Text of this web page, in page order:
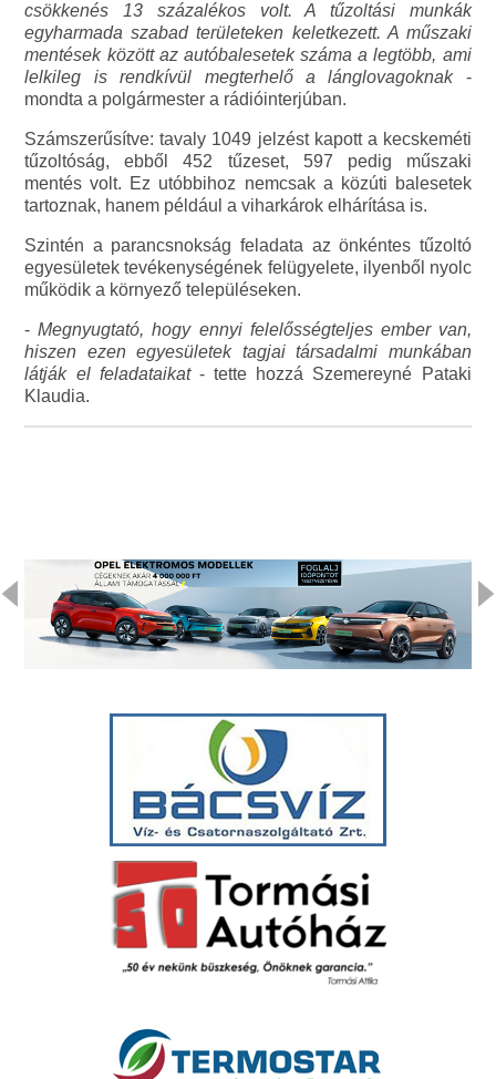
csökkenés 13 százalékos volt. A tűzoltási munkák
egyharmada szabad területeken keletkezett. A műszaki
mentések között az autóbalesetek száma a legtöbb, ami
lelkileg is rendkívül megterhelő a lánglovagoknak-
mondta a polgármester a rádióinterjúban.
Számszerűsítve: tavaly 1049 jelzést kapott a kecskeméti
tűzoltóság, ebből 452 tűzeset, 597 pedig műszaki
mentés volt. Ez utóbbihoz nemcsak a közúti balesetek
tartoznak, hanem például a viharkárok elhárítása is.
Szintén a parancsnokság feladata az önkéntes tűzoltó
egyesületek tevékenységének felügyelete, ilyenből nyolc
működik a környező településeken.
- Megnyugtató, hogy ennyi felelősségteljes ember van,
hiszen ezen egyesületek tagjai társadalmi munkában
látják el feladataikat- tette hozzá Szemereyné Pataki
Klaudia.